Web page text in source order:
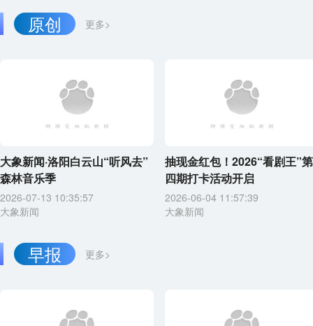
更多>
原创
大象新闻·洛阳白云山“听风去”
森林音乐季
2026-07-13 10:35:57
大象新闻
抽现金红包！2026“看剧王”第
四期打卡活动开启
2026-06-04 11:57:39
大象新闻
更多>
早报